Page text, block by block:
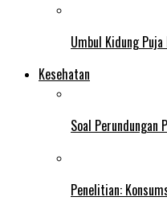
Umbul Kidung
Kesehatan
Soal Perundungan
Penelitian: